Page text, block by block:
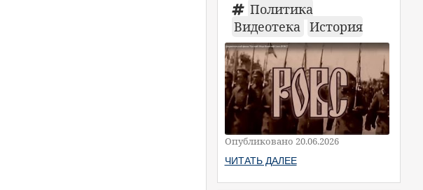
Политика
Видеотека История
Опубликовано 20.06.2026
ЧИТАТЬ ДАЛЕЕ